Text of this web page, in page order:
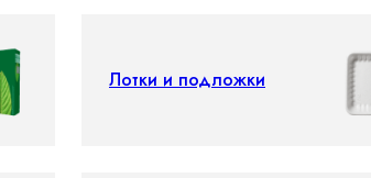
Лотки и подложки